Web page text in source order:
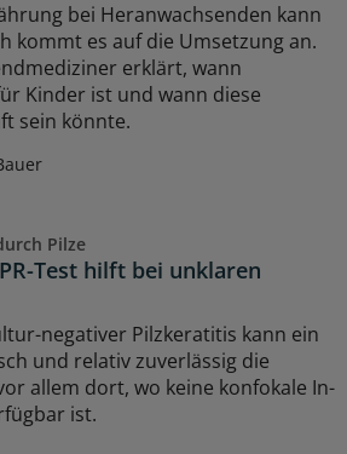
bei Heranwachsenden kann
kommt es auf die Umsetzung an.
erklärt, wann
Kinder ist und wann diese
sein könnte.
Pilze
Test hilft bei unklaren
negativer Pilzkeratitis kann ein
und relativ zuverlässig die
allem dort, wo keine konfokale In-
ist.